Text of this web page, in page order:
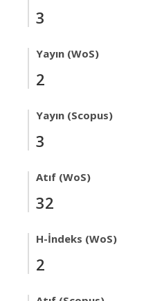
3
Yayın (WoS)
2
Yayın (Scopus)
3
Atıf (WoS)
32
H-İndeks (WoS)
2